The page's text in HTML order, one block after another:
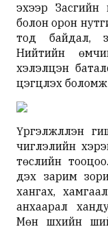
эхээр Засгийн
болон орон
тод байдал,
Нийтийн
хэлэлцэн
цэгцлэх боломж
Үргэлжлүүлэн
чиглэлийн
төслийн
дэх зарим
хангах,
анхаарал
Мөн шүүхийн